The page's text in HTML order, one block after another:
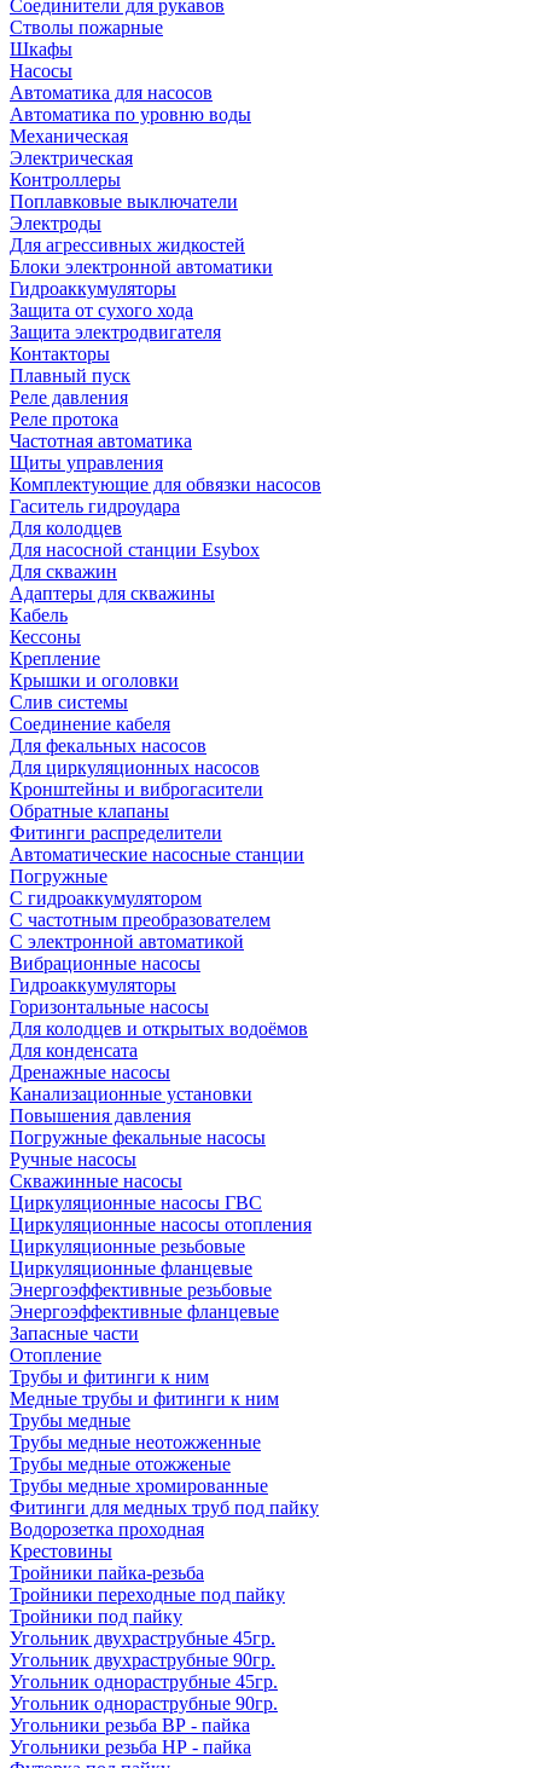
Соединители для рукавов
Стволы пожарные
Шкафы
Насосы
Автоматика для насосов
Автоматика по уровню воды
Механическая
Электрическая
Контроллеры
Поплавковые выключатели
Электроды
Для агрессивных жидкостей
Блоки электронной автоматики
Гидроаккумуляторы
Защита от сухого хода
Защита электродвигателя
Контакторы
Плавный пуск
Реле давления
Реле протока
Частотная автоматика
Щиты управления
Комплектующие для обвязки насосов
Гаситель гидроудара
Для колодцев
Для насосной станции Esybox
Для скважин
Адаптеры для скважины
Кабель
Кессоны
Крепление
Крышки и оголовки
Слив системы
Соединение кабеля
Для фекальных насосов
Для циркуляционных насосов
Кронштейны и виброгасители
Обратные клапаны
Фитинги распределители
Автоматические насосные станции
Погружные
С гидроаккумулятором
С частотным преобразователем
С электронной автоматикой
Вибрационные насосы
Гидроаккумуляторы
Горизонтальные насосы
Для колодцев и открытых водоёмов
Для конденсата
Дренажные насосы
Канализационные установки
Повышения давления
Погружные фекальные насосы
Ручные насосы
Скважинные насосы
Циркуляционные насосы ГВС
Циркуляционные насосы отопления
Циркуляционные резьбовые
Циркуляционные фланцевые
Энергоэффективные резьбовые
Энергоэффективные фланцевые
Запасные части
Отопление
Трубы и фитинги к ним
Медные трубы и фитинги к ним
Трубы медные
Трубы медные неотожженные
Трубы медные отожженые
Трубы медные хромированные
Фитинги для медных труб под пайку
Водорозетка проходная
Крестовины
Тройники пайка-резьба
Тройники переходные под пайку
Тройники под пайку
Угольник двухраструбные 45гр.
Угольник двухраструбные 90гр.
Угольник однораструбные 45гр.
Угольник однораструбные 90гр.
Угольники резьба ВР - пайка
Угольники резьба НР - пайка